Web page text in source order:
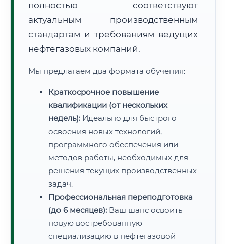
полностью соответствуют
актуальным производственным
стандартам и требованиям ведущих
нефтегазовых компаний.
Мы предлагаем два формата обучения:
Краткосрочное повышение
квалификации (от нескольких
недель): Идеально для быстрого
освоения новых технологий,
программного обеспечения или
методов работы, необходимых для
решения текущих производственных
задач.
Профессиональная переподготовка
(до 6 месяцев): Ваш шанс освоить
новую востребованную
специализацию в нефтегазовой